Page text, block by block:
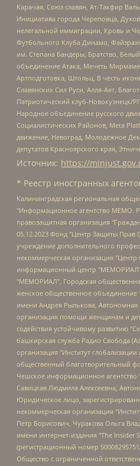
Карачая, Союз славян, Ат-Такфир
Инициатива города Череповца,
нелегальной иммиграции, Кровь и
Футбольного Клуба Динамо,
им. Степана Бандеры, Братство,
объединение Атака, Мечеть
Артподготовка, Штольц, В честь
Славянских Сил Руси, Алля-Аят,
Патриотический клуб-Новокузнецк/
Народное объединение русского
Социалистических Районов, Meta
движение, Невоград, Молодежное
депутатов Красноярского края,
Источник: https://
* Реестр иностранных
Калининградская региональная общественная организация "Экозащита!-Женсовет", Фонд содействия защите прав и свобод граждан "Общественный вердикт", Фонд "Институт Развития Свободы Информации", Частное учреждение "Информационное агентство МЕМО. РУ", Региональная общественная организация "Общественная комиссия по сохранению наследия академика Сахарова", Фонд поддержки свободы прессы, Санкт-Петербургская общественная правозащитная организация "Гражданский контроль", Межрегиональная общественная организация "Информационно-просветительский центр "Мемориал", Региональный Фонд "Центр Защиты Прав Средств Массовой Информации", с 05.12.2023 Фонд "Центр Защиты Прав Средств массовой информации", Региональная общественная благотворительная организация помощи беженцам и мигрантам "Гражданское содействие", Негосударственное образовательное учреждение дополнительного профессионального образования (повышение квалификации) специалистов "АКАДЕМИЯ ПО ПРАВАМ ЧЕЛОВЕКА", Свердловская региональная общественная организация "Сутяжник", Автономная некоммерческая организация "Центр независимых социологических исследований", Союз общественных объединений "Российский исследовательский центр по правам человека", Региональное общественное учреждение научно-информационный центр "МЕМОРИАЛ", Некоммерческая организация "Фонд защиты гласности", Автономная некоммерческая организация "Институт прав человека", Городская общественная организация "Екатеринбургское общество "МЕМОРИАЛ", Городская общественная организация "Рязанское историко-просветительское и правозащитное общество "Мемориал" (Рязанский